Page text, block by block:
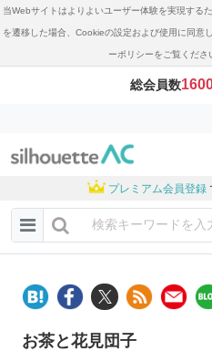
当Webサイトはよりよいユーザー体験を実現する
を遷移した場合、Cookieの設定および使用に同意
ーポリシーをご覧くださ
総会員数
プレミアム会員登録
お茶と花見団子